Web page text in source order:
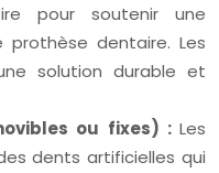
pour soutenir une
dentaire. Les
solution durable et
ou fixes) : Les
dents artificielles qui